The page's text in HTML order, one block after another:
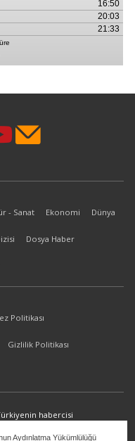
Aydınlatma Yükümlülüğü
- Sanat Ekonomi Dünya
Dosya Haber
Politikası
Gizlilik Politikası
habercisi